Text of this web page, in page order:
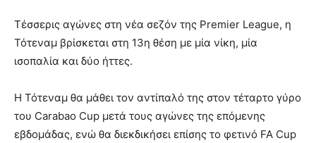
Τέσσερις αγώνες στη νέα σεζόν της Premier League, η
Τότεναμ βρίσκεται στη 13η θέση με μία νίκη, μία
ισοπαλία και δύο ήττες.
Η Τότεναμ θα μάθει τον αντίπαλό της στον τέταρτο γύρο
του Carabao Cup μετά τους αγώνες της επόμενης
εβδομάδας, ενώ θα διεκδικήσει επίσης το φετινό FA Cup